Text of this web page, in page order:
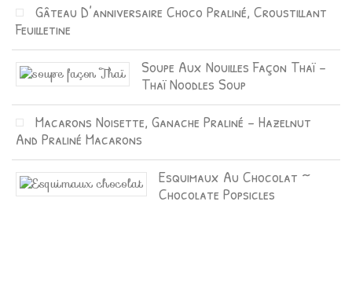
Gâteau D’anniversaire Choco Praliné, Croustillant
Feuilletine
Soupe Aux Nouilles Façon Thaï –
Thaï Noodles Soup
Macarons Noisette, Ganache Praliné – Hazelnut
And Praliné Macarons
Esquimaux Au Chocolat ~
Chocolate Popsicles